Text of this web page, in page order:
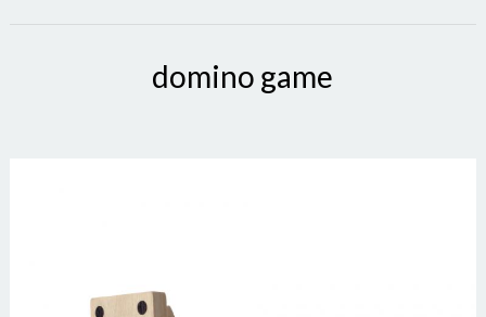
domino game